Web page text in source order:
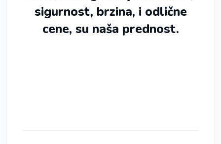
sigurnost, brzina, i odlične
cene, su naša prednost.